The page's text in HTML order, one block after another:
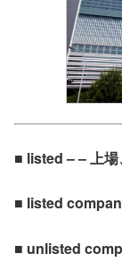
■ listed – – 上
■ listed
■ unlisted